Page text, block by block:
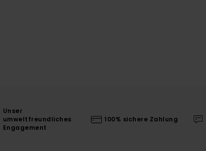
Unser
umweltfreundliches
Engagement
100% sichere Zahlung